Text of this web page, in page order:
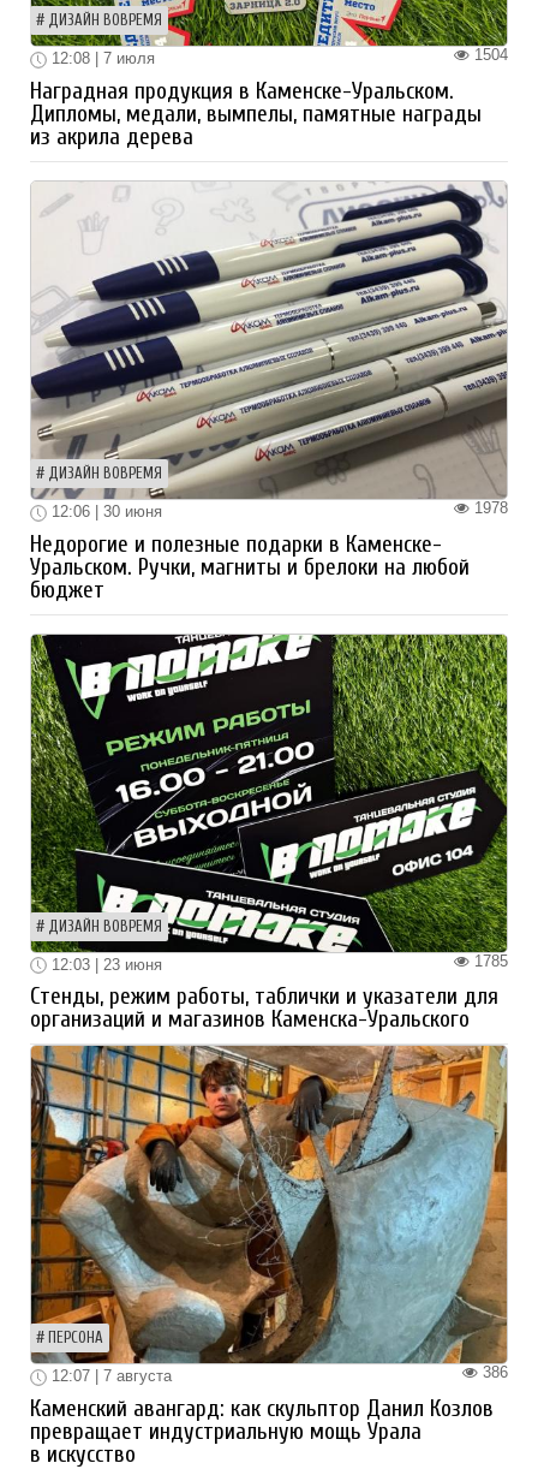
ДИЗАЙН ВОВРЕМЯ
1504
12:08 | 7 июля
Наградная продукция в Каменске-Уральском.
Дипломы, медали, вымпелы, памятные награды
из акрила дерева
ДИЗАЙН ВОВРЕМЯ
1978
12:06 | 30 июня
Недорогие и полезные подарки в Каменске-
Уральском. Ручки, магниты и брелоки на любой
бюджет
ДИЗАЙН ВОВРЕМЯ
1785
12:03 | 23 июня
Стенды, режим работы, таблички и указатели для
организаций и магазинов Каменска-Уральского
ПЕРСОНА
386
12:07 | 7 августа
Каменский авангард: как скульптор Данил Козлов
превращает индустриальную мощь Урала
в искусство